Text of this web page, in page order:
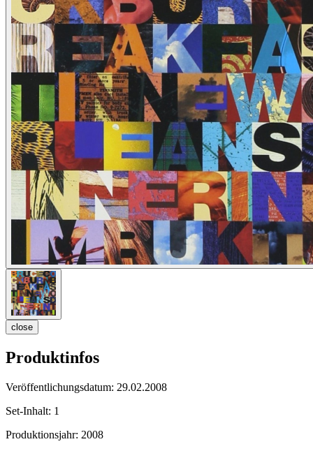
close
Produktinfos
Veröffentlichungsdatum: 29.02.2008
Set-Inhalt: 1
Produktionsjahr: 2008